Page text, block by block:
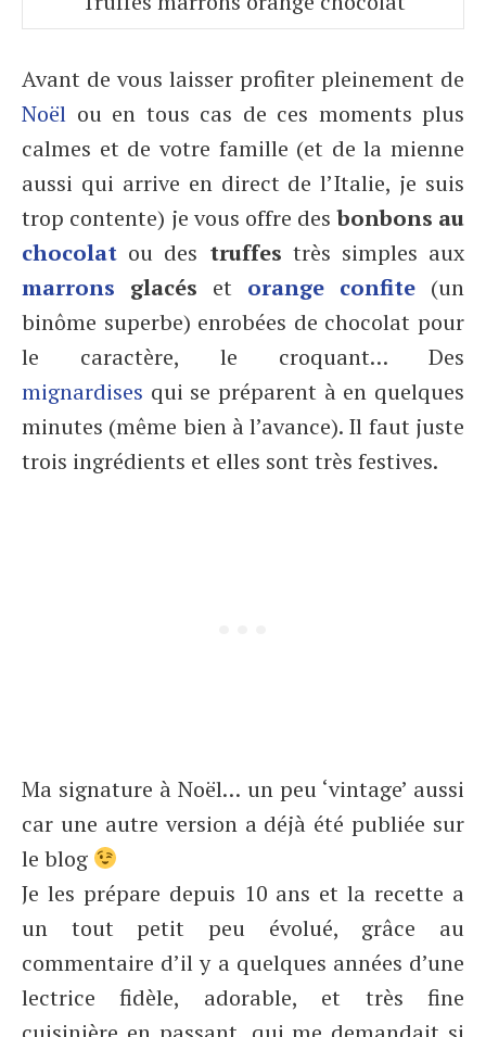
Avant de vous laisser profiter pleinement de
Noël ou en tous cas de ces moments plus
calmes et de votre famille (et de la mienne
aussi qui arrive en direct de l’Italie, je suis
trop contente) je vous offre desbonbons au
chocolat ou des truffes très simples aux
marrons glacés et orange confite (un
binôme superbe) enrobées de chocolat pour
le caractère, le croquant… Des
mignardises qui se préparent à en quelques
minutes (même bien à l’avance). Il faut juste
trois ingrédients et elles sont très festives.
Ma signature à Noël… un peu ‘vintage’ aussi
car une autre version a déjà été publiée sur
le blog
Je les prépare depuis 10 ans et la recette a
un tout petit peu évolué, grâce au
commentaire d’il y a quelques années d’une
lectrice fidèle, adorable, et très fine